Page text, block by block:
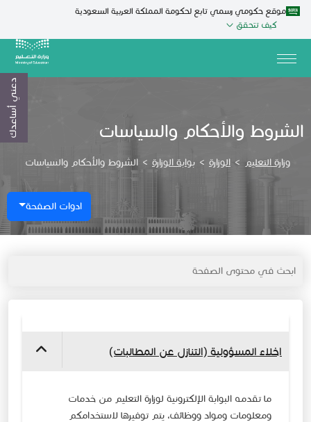
موقع حكومي رسمي تابع لحكومة المملكة العربية السعودية
كيف تتحقق
الشروط والأحكام والسياسات
وزارة التعليم > الوزارة > بوابة الوزارة > الشروط والأحكام والسياسات
ادوات الصفحة
اخلاء المسؤولية (التنازل عن المطالبات)
​ما تقدمه البوابة الإلكترونية لوزارة التعليم من خدمات
ومعلومات ومواد ووظائف، يتم توفيرها لاستخدامكم
دعني أساعدك